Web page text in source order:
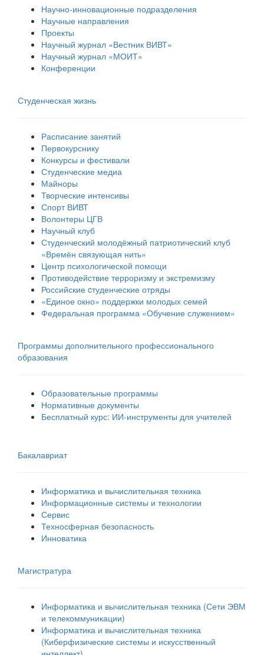
Научно-инновационные подразделения
Научные направления
Проекты
Научный журнал «Вестник ВИВТ»
Научный журнал «МОИТ»
Конференции
Студенческая жизнь
Расписание занятий
Первокурснику
Конкурсы и фестивали
Студенческие медиа
Майноры
Творческие интенсивы
Спорт ВИВТ
Волонтеры ЦГВ
Научный клуб
Студенческий молодёжный патриотический клуб
«Времён связующая нить»
Центр психологической помощи
Противодействие терроризму и экстремизму
Российские cтуденческие отряды
«Единое окно» поддержки молодых семей
Федеральная программа «Обучение служением»
Программы дополнительного профессионального
образования
Образовательные программы
Нормативные документы
Бесплатный курс: ИИ‑инструменты для учителей
Бакалавриат
Информатика и вычислительная техника
Информационные системы и технологии
Сервис
Техносферная безопасность
Инноватика
Магистратура
Информатика и вычислительная техника (Сети ЭВМ
и телекоммуникации)
Информатика и вычислительная техника
(Киберфизические системы и искусственный